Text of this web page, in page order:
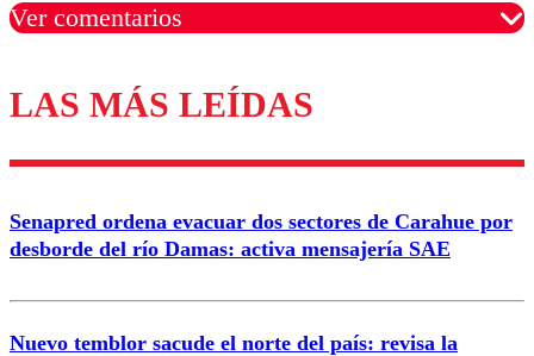
Ver comentarios
Los comentarios son moderados para garantizar un
diálogo respetuoso.
Correo
LAS MÁS LEÍDAS
Senapred ordena evacuar dos sectores de Carahue por
desborde del río Damas: activa mensajería SAE
Nuevo temblor sacude el norte del país: revisa la